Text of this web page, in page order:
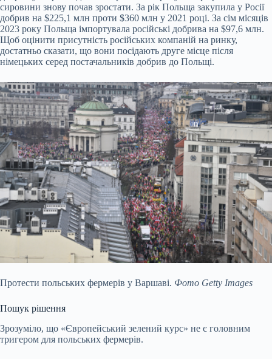
сировини знову почав зростати. За рік Польща закупила у Росії
добрив на $225,1 млн проти $360 млн у 2021 році. За сім місяців
2023 року Польща імпортувала російські добрива на $97,6 млн.
Щоб оцінити присутність російських компаній на ринку,
достатньо сказати, що вони посідають друге місце після
німецьких серед постачальників добрив до Польщі.
Протести польських фермерів у Варшаві. Фото Getty Images
Пошук рішення
Зрозуміло, що «Європейський зелений курс» не є головним
тригером для польських фермерів.